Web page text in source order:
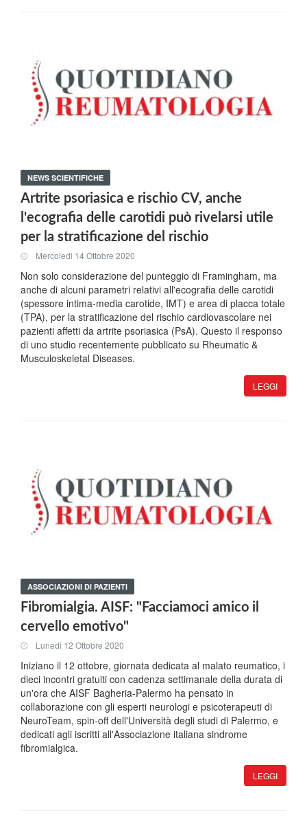
NEWS SCIENTIFICHE
Artrite psoriasica e rischio CV, anche
l'ecografia delle carotidi può rivelarsi utile
per la stratificazione del rischio
Mercoledi 14 Ottobre 2020
Non solo considerazione del punteggio di Framingham, ma
anche di alcuni parametri relativi all'ecografia delle carotidi
(spessore intima-media carotide, IMT) e area di placca totale
(TPA), per la stratificazione del rischio cardiovascolare nei
pazienti affetti da artrite psoriasica (PsA). Questo il responso
di uno studio recentemente pubblicato su Rheumatic &
Musculoskeletal Diseases.
LEGGI
ASSOCIAZIONI DI PAZIENTI
Fibromialgia. AISF: "Facciamoci amico il
cervello emotivo"
Lunedi 12 Ottobre 2020
Iniziano il 12 ottobre, giornata dedicata al malato reumatico, i
dieci incontri gratuiti con cadenza settimanale della durata di
un'ora che AISF Bagheria-Palermo ha pensato in
collaborazione con gli esperti neurologi e psicoterapeuti di
NeuroTeam, spin-off dell'Università degli studi di Palermo, e
dedicati agli iscritti all'Associazione italiana sindrome
fibromialgica.
LEGGI